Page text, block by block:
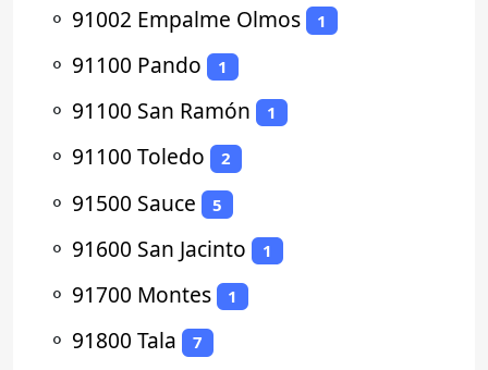
⚬ 91002 Empalme Olmos 1
⚬ 91100 Pando 1
⚬ 91100 San Ramón 1
⚬ 91100 Toledo 2
⚬ 91500 Sauce 5
⚬ 91600 San Jacinto 1
⚬ 91700 Montes 1
⚬ 91800 Tala 7